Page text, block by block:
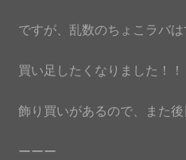
ですが、乱数のちょこラバ
買い足したくなりました！！
飾り買いがあるので、また
ーーー